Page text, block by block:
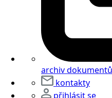
archiv dokumentů
kontakty
přihlásit se